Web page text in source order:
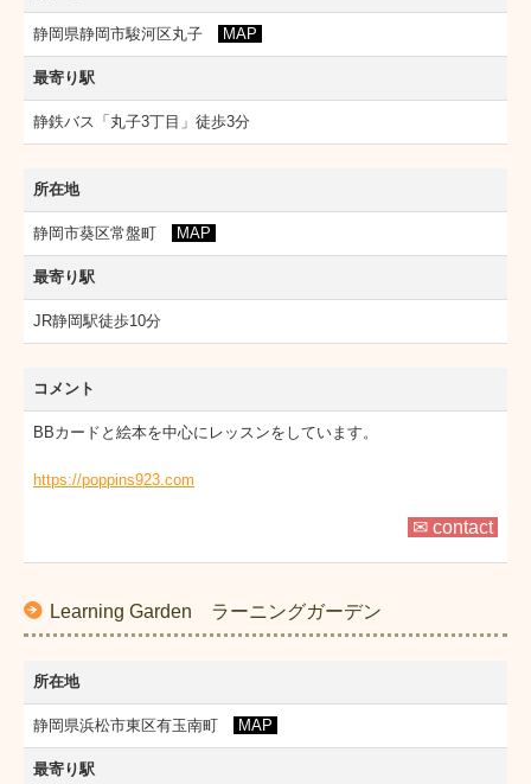
静岡県静岡市駿河区丸子 MAP
最寄り駅
静鉄バス「丸子3丁目」徒歩3分
所在地
静岡市葵区常盤町 MAP
最寄り駅
JR静岡駅徒歩10分
コメント
BBカードと絵本を中心にレッスンをしています。
https://poppins923.com
✉ contact
Learning Garden ラーニングガーデン
所在地
静岡県浜松市東区有玉南町 MAP
最寄り駅